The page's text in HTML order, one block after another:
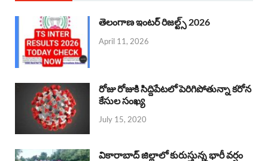
తెలంగాణ ఇంటర్ రిజల్ట్స్ 2026
April 11, 2026
రోజు రోజుకి సిద్దిపేటలో పెరిగిపోతున్నా కరోన
కేసుల సంఖ్య
July 15, 2020
వికారాబాద్ జిల్లాలో కురుస్తున్న భారీ వర్షం